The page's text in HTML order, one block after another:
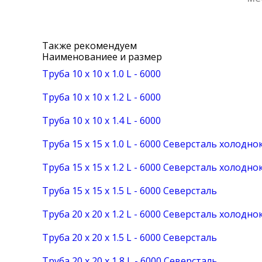
Также рекомендуем
Наименованиеe и размер
Труба 10 х 10 х 1.0 L - 6000
Труба 10 х 10 х 1.2 L - 6000
Труба 10 х 10 х 1.4 L - 6000
Труба 15 х 15 х 1.0 L - 6000 Северсталь
Труба 15 х 15 х 1.2 L - 6000 Северсталь
Труба 15 х 15 х 1.5 L - 6000 Северсталь
Труба 20 х 20 х 1.2 L - 6000 Северсталь
Труба 20 х 20 х 1.5 L - 6000 Северсталь